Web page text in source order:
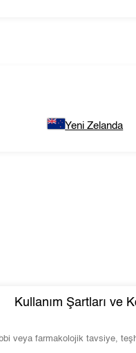
Yeni Zelanda
Kullanım Şartları ve
veya farmakolojik tavsiye,